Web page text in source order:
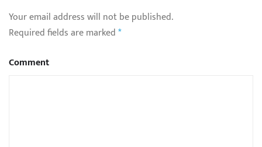
Your email address will not be published.
Required fields are marked*
Comment